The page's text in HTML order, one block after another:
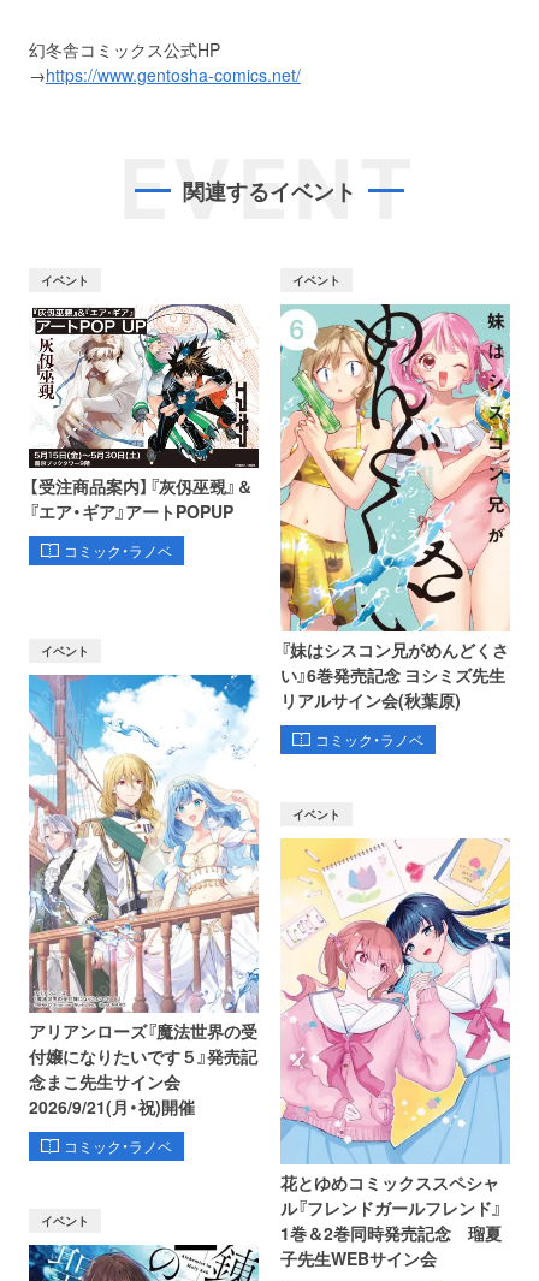
幻冬舎コミックス公式HP
→https://www.gentosha-comics.net/
EVENT
関連するイベント
イベント
【受注商品案内】『灰仭巫覡』＆
『エア・ギア』アートPOPUP
コミック・ラノベ
イベント
『妹はシスコン兄がめんどくさ
い』6巻発売記念 ヨシミズ先生
リアルサイン会(秋葉原)
コミック・ラノベ
イベント
アリアンローズ『魔法世界の受
付嬢になりたいです５』発売記
念まこ先生サイン会
2026/9/21(月・祝)開催
コミック・ラノベ
イベント
花とゆめコミックススペシャ
ル『フレンドガールフレンド』
1巻＆2巻同時発売記念 瑠夏
子先生WEBサイン会
イベント